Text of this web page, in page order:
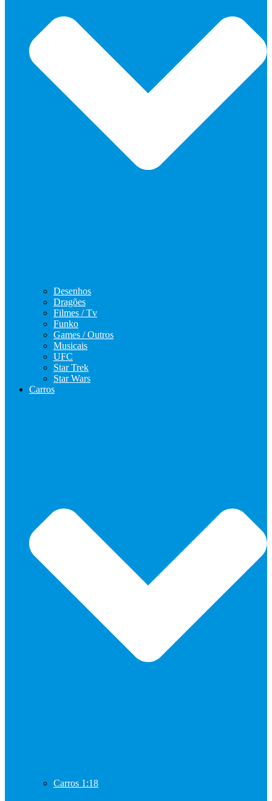
Desenhos
Dragões
Filmes / Tv
Funko
Games / Outros
Musicais
UFC
Star Trek
Star Wars
Carros
Carros 1:18